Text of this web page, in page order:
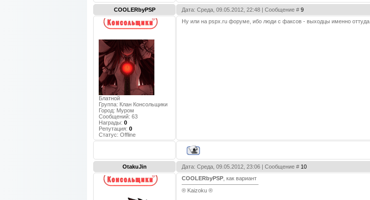
COOLERbyPSP Дата: Среда, 09.05.2012, 22:48 | Сообщение # 9
Блатной
Группа: Клан Консольщики
Город: Муром
Сообщений: 63
Награды: 0
Репутация: 0
Статус: Offline
Ну или на pspx.ru форуме, ибо люди с факсов - выходцы именно оттуда.
OtakuJin Дата: Среда, 09.05.2012, 23:06 | Сообщение # 10
COOLERbyPSP , как вариант
® Kaizoku ®